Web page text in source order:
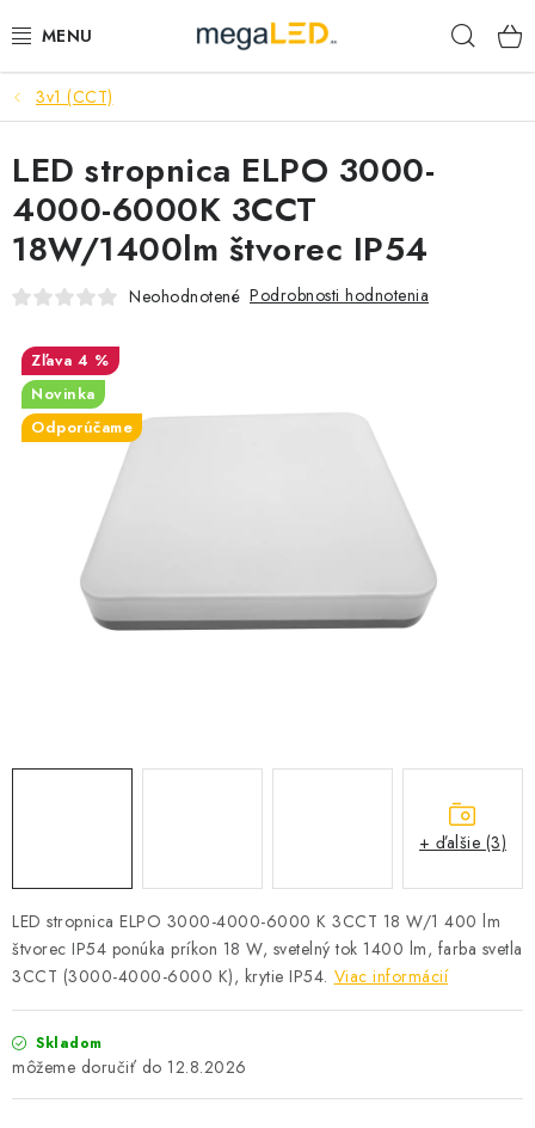
na
PRIEMYSEL
SVIETIDLÁ
ŽIAROVKY A TRUBICE
PRACOVNÉ SVIETIDLÁ
ELEKTROMATERIÁL
VENTILÁTORY
SAMSUNG SVIETIDLÁ
SOLÁRNE SYSTÉMY
SEZÓNNE VÝPREDAJE POĽNOPOTREBY
Reklamácie a formulár na odstúpenie od zmluvy
Obchodné podmienky
Podmienky ochrany osobných údajov
O nás - MEGALED & JANTON Zákamenné
3v1 (CCT)
LED stropnica ELPO 3000-4000-6000 K 3CCT 18 W/1 400 lm
štvorec IP54 ponúka príkon 18 W, svetelný tok 1400 lm, farba svetla
3CCT (3000-4000-6000 K), krytie IP54. Viac informácií
Skladom
12.8.2026
LED stropnica ELPO 3000-
4000-6000K 3CCT
18W/1400lm štvorec IP54
Neohodnotené Podrobnosti hodnotenia
4 %
Novinka
Odporúčame
+ ďalšie (3)